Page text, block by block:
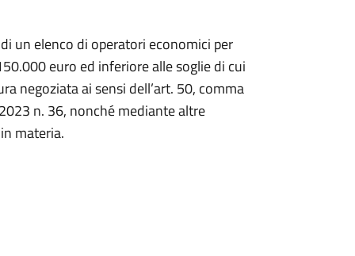
un elenco di operatori economici per
euro ed inferiore alle soglie di cui
negoziata ai sensi dell’art. 50, comma
n. 36, nonché mediante altre
materia.